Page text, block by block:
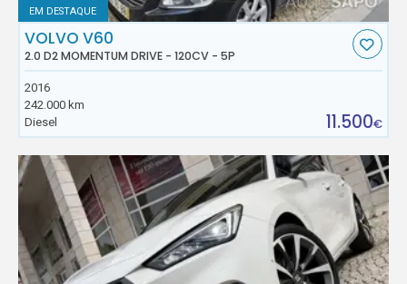
EM DESTAQUE
VOLVO V60
2.0 D2 MOMENTUM DRIVE - 120CV - 5P
2016
242.000 km
Diesel
11.500€